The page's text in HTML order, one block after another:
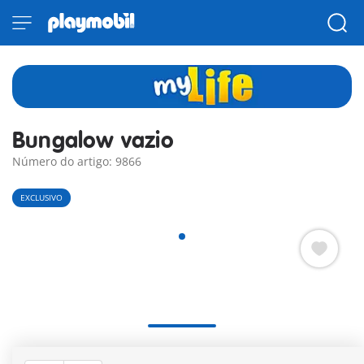
Bungalow vazio
Número do artigo: 9866
EXCLUSIVO